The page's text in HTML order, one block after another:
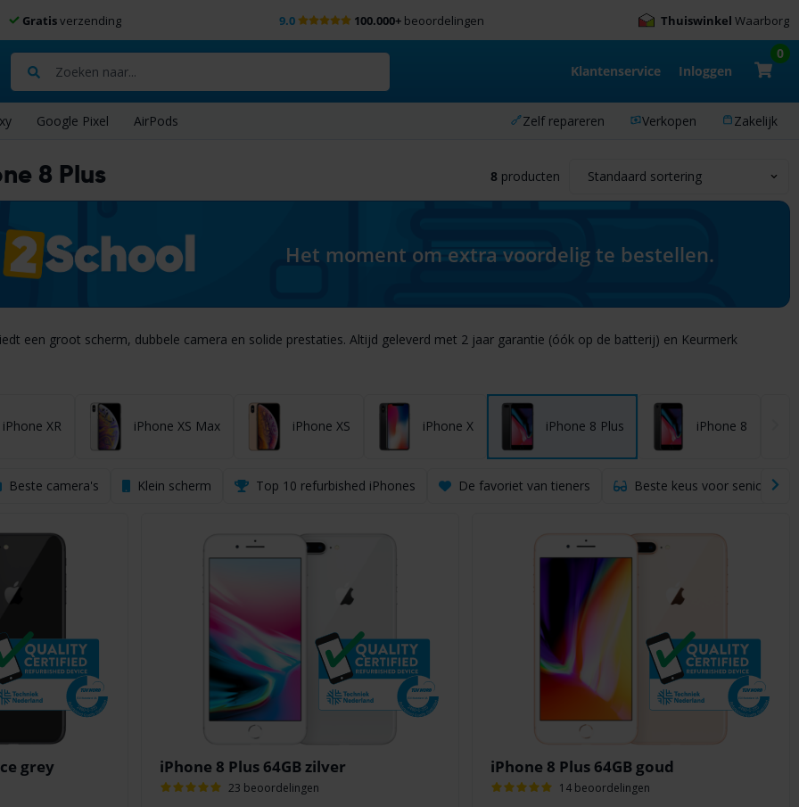
Gratisverzending 9.0 100.000+beoordelingen Thuiswinkel Waarborg
Zoeken
Klantenservice Inloggen
0
Google Pixel AirPods Zelf repareren Verkopen Zakelijk
8 Plus 8 producten
Het moment om extra voordelig te bestellen.
een groot scherm, dubbele camera en solide prestaties. Altijd geleverd met 2 jaar garantie (óók op de batterij) en Keurmerk
iPhone XR iPhone XS Max iPhone XS iPhone X iPhone 8 Plus iPhone 8
Beste camera's Klein scherm Top 10 refurbished iPhones De favoriet van tieners Beste keus voor senioren
grey iPhone 8 Plus 64GB zilver
23 beoordelingen
iPhone 8 Plus 64GB goud
14 beoordelingen